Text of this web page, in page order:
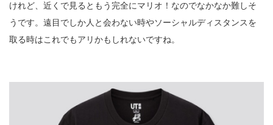
けれど、近くで見るともう完全にマリオ！なのでなかなか難しそ
うです。遠目でしか人と会わない時やソーシャルディスタンスを
取る時はこれでもアリかもしれないですね。